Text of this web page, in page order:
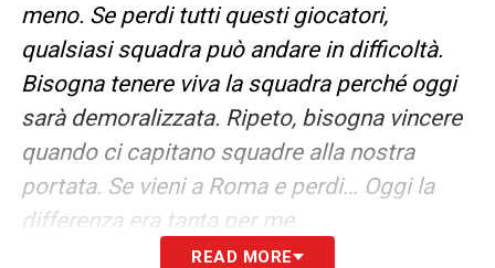
meno. Se perdi tutti questi giocatori,
qualsiasi squadra può andare in difficoltà.
Bisogna tenere viva la squadra perché oggi
sarà demoralizzata. Ripeto, bisogna vincere
quando ci capitano squadre alla nostra
portata. Se vieni a Roma e perdi… Oggi la
differenza era tanta per me
READ MORE